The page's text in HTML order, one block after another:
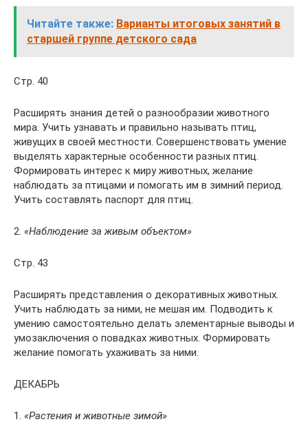
Читайте также: Варианты итоговых занятий в
старшей группе детского сада
Стр. 40
Расширять знания детей о разнообразии животного
мира. Учить узнавать и правильно называть птиц,
живущих в своей местности. Совершенствовать умение
выделять характерные особенности разных птиц.
Формировать интерес к миру животных, желание
наблюдать за птицами и помогать им в зимний период.
Учить составлять паспорт для птиц.
2. «Наблюдение за живым объектом»
Стр. 43
Расширять представления о декоративных животных.
Учить наблюдать за ними, не мешая им. Подводить к
умению самостоятельно делать элементарные выводы и
умозаключения о повадках животных. Формировать
желание помогать ухаживать за ними.
ДЕКАБРЬ
1. «Растения и животные зимой»